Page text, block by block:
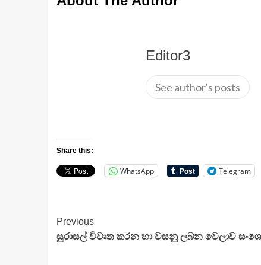
Editor3
See author's posts
Share this:
WhatsApp Telegram
Continue
Reading
Previous
සුරාසල් විවෘත කරන හා වසනු ලබන වෙලාව